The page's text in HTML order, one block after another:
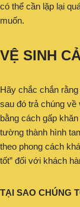
có thể cần lặp lại
muốn.
VỆ SINH
Hãy chắc chắn
sau đó trả chúng về
bằng cách gấp
tường thành hình
theo phong cách
tốt” đối với khách
TẠI SAO CHÚNG